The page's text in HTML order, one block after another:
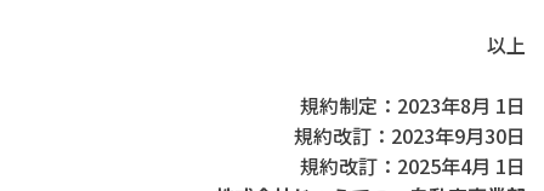
以上
規約制定：2023年8月 1日
規約改訂：2023年9月30日
規約改訂：2025年4月 1日